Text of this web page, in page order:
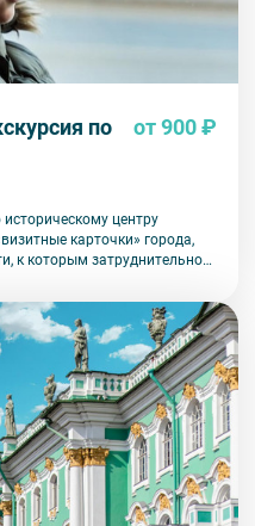
по
от 900 ₽
центру
карточки» города,
к которым затруднительно